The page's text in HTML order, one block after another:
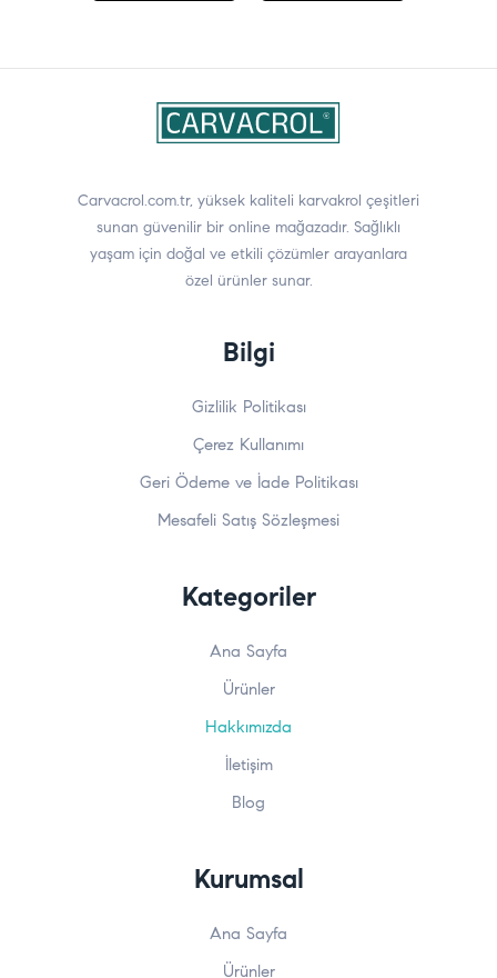
Carvacrol.com.tr, yüksek kaliteli karvakrol çeşitleri
sunan güvenilir bir online mağazadır. Sağlıklı
yaşam için doğal ve etkili çözümler arayanlara
özel ürünler sunar.
Bilgi
Gizlilik Politikası
Çerez Kullanımı
Geri Ödeme ve İade Politikası
Mesafeli Satış Sözleşmesi
Kategoriler
Ana Sayfa
Ürünler
Hakkımızda
İletişim
Blog
Kurumsal
Ana Sayfa
Ürünler